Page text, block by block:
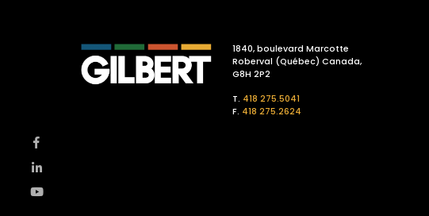
1840, boulevard Marcotte
Roberval (Québec) Canada,
G8H 2P2
T. 418 275.5041
F. 418 275.2624